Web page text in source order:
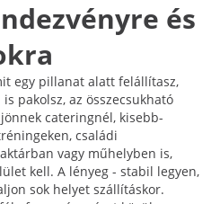
és
egy pillanat alatt felállítasz,
pakolsz, az összecsukható
cateringnél, kisebb-
családi
vagy műhelyben is,
kell. A lényeg - stabil legyen,
sok helyet szállításkor.